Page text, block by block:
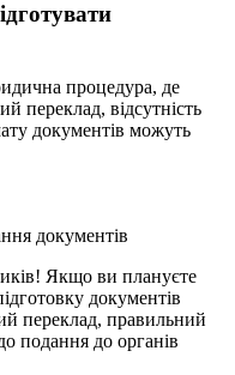
процедура, де
переклад, відсутність
документів можуть
документів
Якщо ви плануєте
документів
переклад, правильний
подання до органів